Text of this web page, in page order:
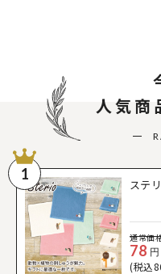
人気商
1
ステ
通常価
78 円
(税込